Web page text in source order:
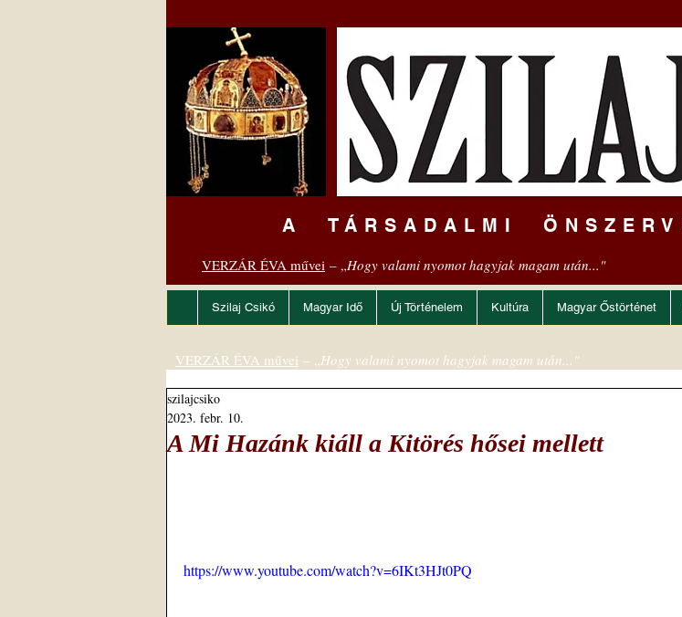
A TÁRSADALMI
VERZÁR ÉVA művei – „Hogy valami nyomot hagyjak magam után..."
Szilaj Csikó Magyar Idő Új Történelem Kultúra Magyar Őstörténet
A Mi Hazánk kiáll a Kitörés hősei mellett
szilajcsiko
2023. febr. 10.
https://www.youtube.com/watch?v=6IKt3HJt0PQ
VERZÁR ÉVA művei – „Hogy valami nyomot hagyjak magam után..."